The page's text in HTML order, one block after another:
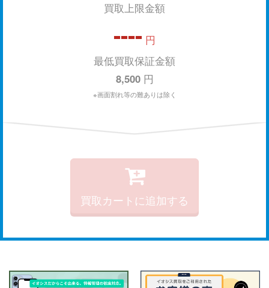
買取上限金額
---- 円
最低買取保証金額
8,500円
※画面割れ等の難ありは除く
買取カートに追加する